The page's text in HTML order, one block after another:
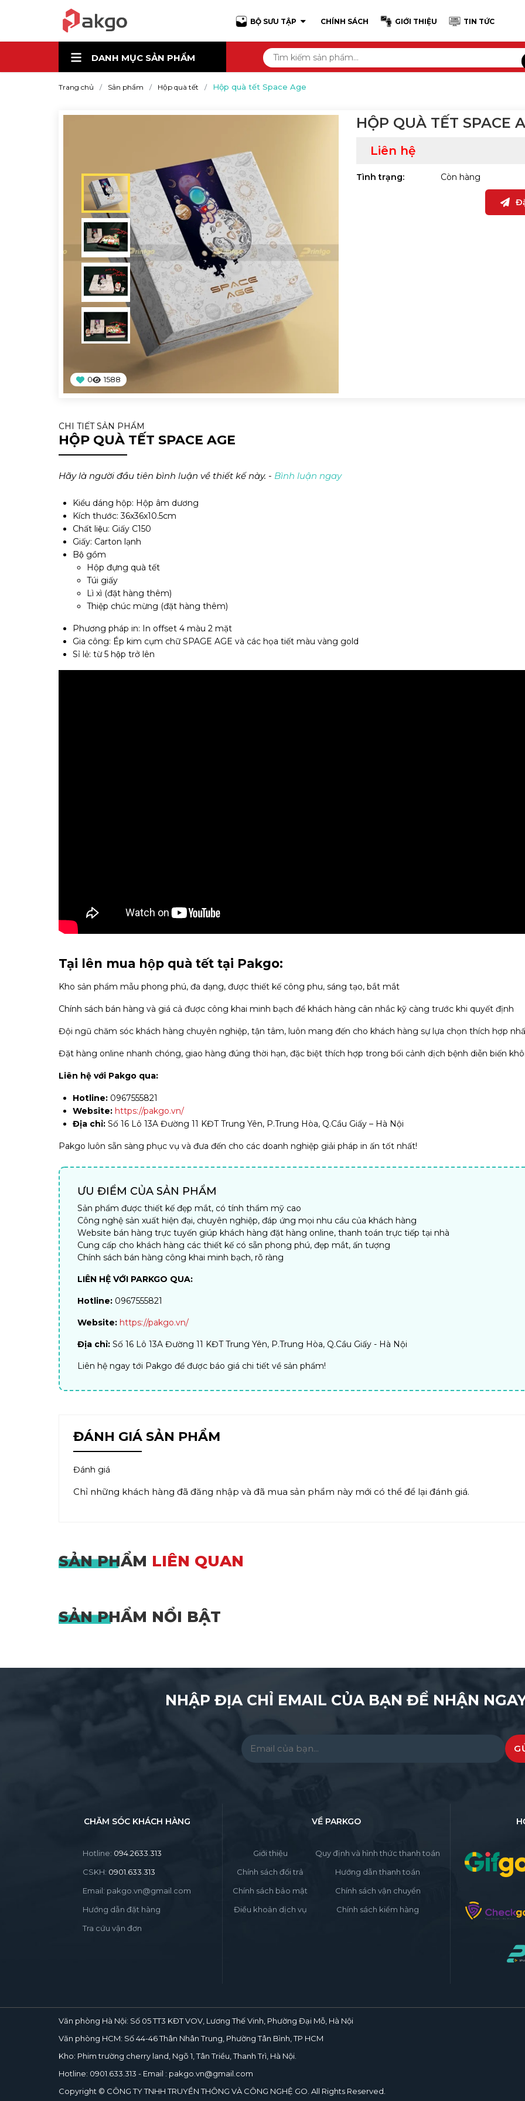
BỘ SƯU TẬP CHÍNH SÁCH GIỚI THIỆU TIN TỨC
DANH MỤC SẢN PHẨM
Trang chủ Sản phẩm Hộp quà tết Hộp quà tết Space Age
0 1588
HỘP QUÀ TẾT SPACE
Liên hệ
Tình trạng: Còn hàng
CHI TIẾT SẢN PHẨM
HỘP QUÀ TẾT SPACE AGE
Hãy là người đầu tiên bình luận về thiết kế này. - Bình luận ngay
Kiểu dáng hộp: Hộp âm dương
Kích thước: 36x36x10.5cm
Chất liệu: Giấy C150
Giấy: Carton lạnh
Bộ gồm
Hộp đựng quà tết
Túi giấy
Lì xì (đặt hàng thêm)
Thiệp chúc mừng (đặt hàng thêm)
Phương pháp in: In offset 4 màu 2 mặt
Gia công: Ép kim cụm chữ SPAGE AGE và các họa tiết màu vàng gold
Sỉ lẻ: từ 5 hộp trở lên
Tại lên mua hộp quà tết tại Pakgo:
Kho sản phẩm mẫu phong phú, đa dạng, được thiết kế công phu, sáng tạo, bắt mắt
Chính sách bán hàng và giá cả được công khai minh bạch để khách hàng cân nhắc kỹ càng trước khi quyết định
Đội ngũ chăm sóc khách hàng chuyên nghiệp, tận tâm, luôn mang đến cho khách hàng sự lựa chọn thích hợp
Đặt hàng online nhanh chóng, giao hàng đúng thời hạn, đặc biệt thích hợp trong bối cảnh dịch bệnh diễn biến
Liên hệ với Pakgo qua:
Hotline: 0967555821
Website: https://pakgo.vn/
Địa chỉ: Số 16 Lô 13A Đường 11 KĐT Trung Yên, P.Trung Hòa, Q.Cầu Giấy – Hà Nội
Pakgo luôn sẵn sàng phục vụ và đưa đến cho các doanh nghiệp giải pháp in ấn tốt nhất!
ƯU ĐIỂM CỦA SẢN PHẨM
Sản phẩm được thiết kế đẹp mắt, có tính thẩm mỹ cao
Công nghệ sản xuất hiện đại, chuyên nghiệp, đáp ứng mọi nhu cầu của khách hàng
Website bán hàng trực tuyến giúp khách hàng đặt hàng online, thanh toán trực tiếp tại nhà
Cung cấp cho khách hàng các thiết kế có sẵn phong phú, đẹp mắt, ấn tượng
Chính sách bán hàng công khai minh bạch, rõ ràng
LIÊN HỆ VỚI PARKGO QUA:
Hotline: 0967555821
Website: https://pakgo.vn/
Địa chỉ: Số 16 Lô 13A Đường 11 KĐT Trung Yên, P.Trung Hòa, Q.Cầu Giấy - Hà Nội
Liên hệ ngay tới Pakgo để được báo giá chi tiết về sản phẩm!
ĐÁNH GIÁ SẢN PHẨM
Đánh giá
Chỉ những khách hàng đã đăng nhập và đã mua sản phẩm này mới có thể để lại đánh giá.
SẢN PHẨM LIÊN QUAN
SẢN PHẨM NỔI BẬT
NHẬP ĐỊA CHỈ EMAIL CỦA BẠN ĐỂ NHẬN
Please leave this field empty.
CHĂM SÓC KHÁCH HÀNG
Hotline: 094.2633.313
CSKH: 0901.633.313
Email: pakgo.vn@gmail.com
Hướng dẫn đặt hàng
Tra cứu vận đơn
VỀ PARKGO
Giới thiệu
Chính sách đổi trả
Chính sách bảo mật
Điều khoản dịch vụ
Quy định và hình thức thanh toán
Hướng dẫn thanh toán
Chính sách vận chuyển
Chính sách kiểm hàng
Văn phòng Hà Nội: Số 05 TT3 KĐT VOV, Lương Thế Vinh, Phường Đại Mỗ, Hà Nội
Văn phòng HCM: Số 44-46 Thân Nhân Trung, Phường Tân Bình, TP HCM
Kho: Phim trường cherry land, Ngõ 1, Tân Triều, Thanh Trì, Hà Nội.
Hotline: 0901.633.313 - Email : pakgo.vn@gmail.com
Copyright © CÔNG TY TNHH TRUYỀN THÔNG VÀ CÔNG NGHỆ GO . All Rights Reserved.